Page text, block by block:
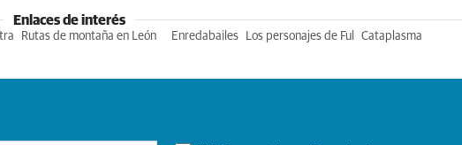
Enlaces de interés
Rutas de montaña en León Enredabailes Los personajes de Ful Cataplasma